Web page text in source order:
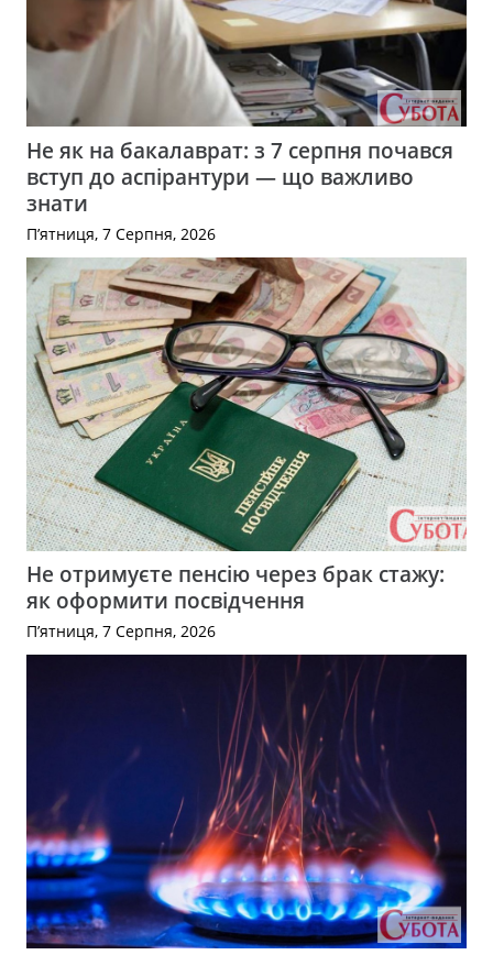
Не як на бакалаврат: з 7 серпня почався
вступ до аспірантури — що важливо
знати
П’ятниця, 7 Серпня, 2026
Не отримуєте пенсію через брак стажу:
як оформити посвідчення
П’ятниця, 7 Серпня, 2026